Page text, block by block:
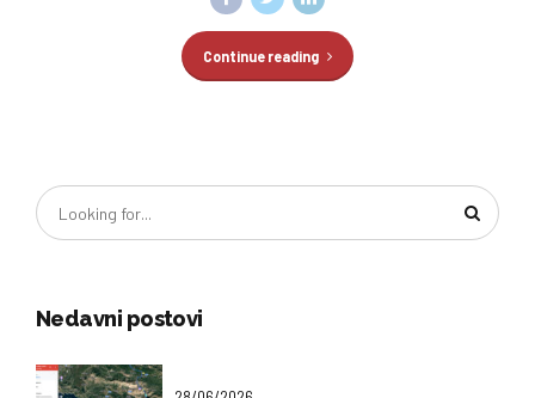
Continue reading
Nedavni postovi